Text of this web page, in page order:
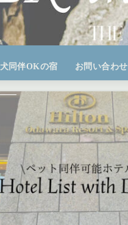
犬同伴OKの宿 お問い合わせ